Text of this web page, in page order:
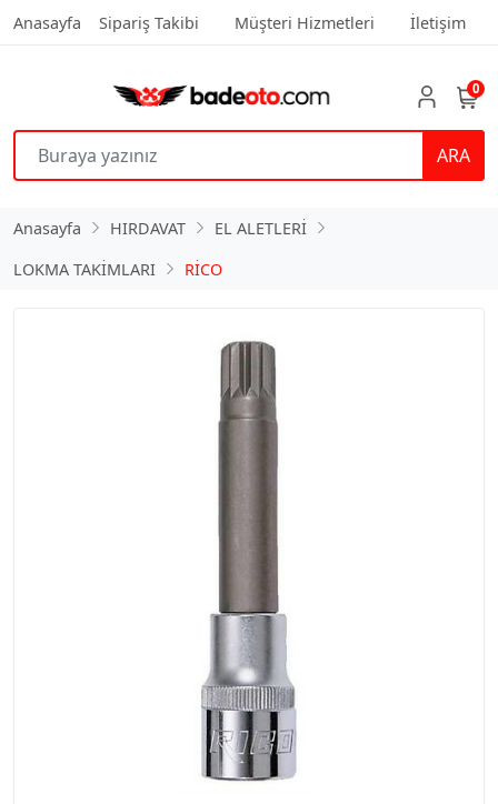
Anasayfa Sipariş Takibi Müşteri Hizmetleri İletişim
ARA
0
Anasayfa HIRDAVAT
EL ALETLERİ
LOKMA TAKİMLARI
RİCO